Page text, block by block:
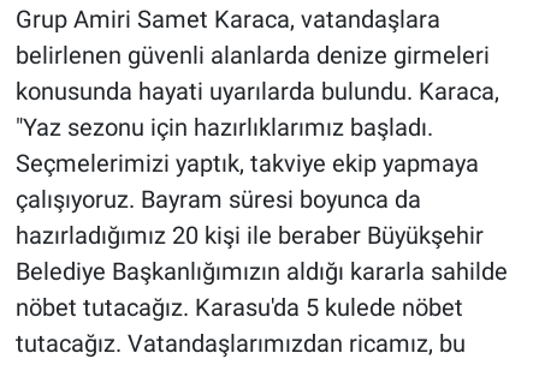
Grup Amiri Samet Karaca, vatandaşlara
belirlenen güvenli alanlarda denize girmeleri
konusunda hayati uyarılarda bulundu. Karaca,
"Yaz sezonu için hazırlıklarımız başladı.
Seçmelerimizi yaptık, takviye ekip yapmaya
çalışıyoruz. Bayram süresi boyunca da
hazırladığımız 20 kişi ile beraber Büyükşehir
Belediye Başkanlığımızın aldığı kararla sahilde
nöbet tutacağız. Karasu'da 5 kulede nöbet
tutacağız. Vatandaşlarımızdan ricamız, bu